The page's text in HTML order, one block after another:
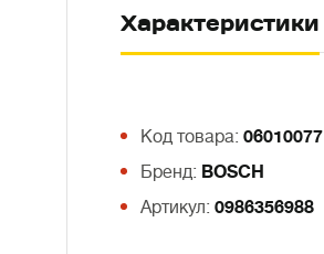
Характеристики
Код товара: 06010077
Бренд: BOSCH
Артикул: 0986356988